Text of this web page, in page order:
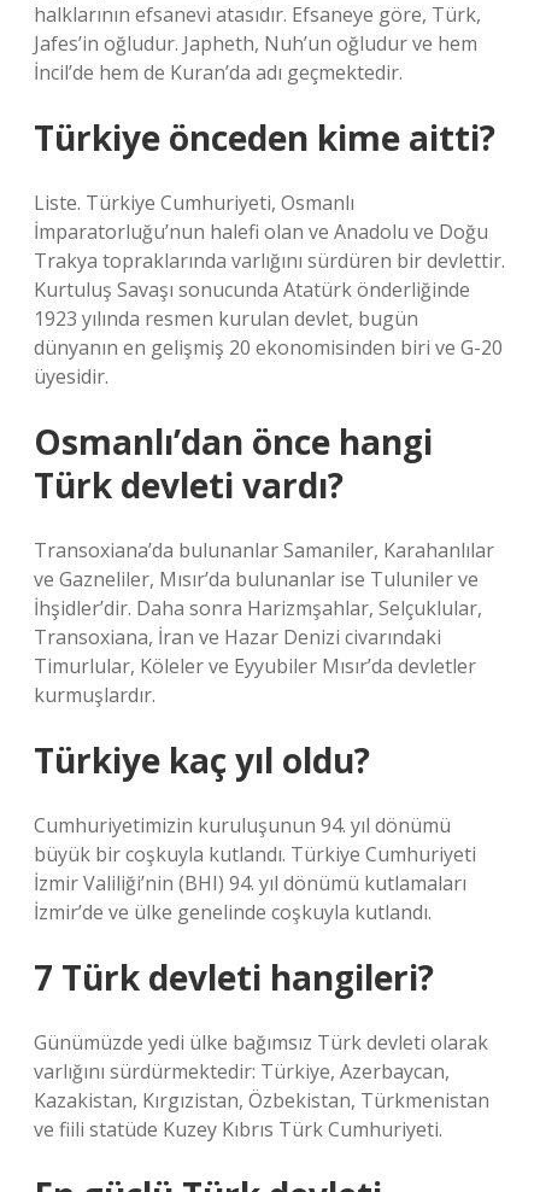
halklarının efsanevi atasıdır. Efsaneye göre, Türk,
Jafes’in oğludur. Japheth, Nuh’un oğludur ve hem
İncil’de hem de Kuran’da adı geçmektedir.
Türkiye önceden kime aitti?
Liste. Türkiye Cumhuriyeti, Osmanlı
İmparatorluğu’nun halefi olan ve Anadolu ve Doğu
Trakya topraklarında varlığını sürdüren bir devlettir.
Kurtuluş Savaşı sonucunda Atatürk önderliğinde
1923 yılında resmen kurulan devlet, bugün
dünyanın en gelişmiş 20 ekonomisinden biri ve G-20
üyesidir.
Osmanlı’dan önce hangi
Türk devleti vardı?
Transoxiana’da bulunanlar Samaniler, Karahanlılar
ve Gazneliler, Mısır’da bulunanlar ise Tuluniler ve
İhşidler’dir. Daha sonra Harizmşahlar, Selçuklular,
Transoxiana, İran ve Hazar Denizi civarındaki
Timurlular, Köleler ve Eyyubiler Mısır’da devletler
kurmuşlardır.
Türkiye kaç yıl oldu?
Cumhuriyetimizin kuruluşunun 94. yıl dönümü
büyük bir coşkuyla kutlandı. Türkiye Cumhuriyeti
İzmir Valiliği’nin (BHI) 94. yıl dönümü kutlamaları
İzmir’de ve ülke genelinde coşkuyla kutlandı.
7 Türk devleti hangileri?
Günümüzde yedi ülke bağımsız Türk devleti olarak
varlığını sürdürmektedir: Türkiye, Azerbaycan,
Kazakistan, Kırgızistan, Özbekistan, Türkmenistan
ve fiili statüde Kuzey Kıbrıs Türk Cumhuriyeti.